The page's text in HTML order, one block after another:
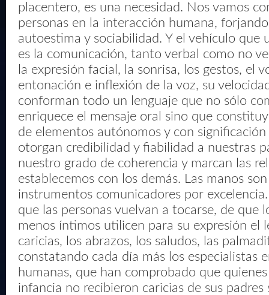
placentero, es una necesidad. Nos vamos
personas en la interacción humana,
autoestima y sociabilidad. Y el vehículo que
es la comunicación, tanto verbal como no
la expresión facial, la sonrisa, los gestos, el
entonación e inflexión de la voz, su
conforman todo un lenguaje que no sólo
enriquece el mensaje oral sino que
de elementos autónomos y con
otorgan credibilidad y fiabilidad a nuestras
nuestro grado de coherencia y marcan las
establecemos con los demás. Las manos
instrumentos comunicadores por
que las personas vuelvan a tocarse, de que
menos íntimos utilicen para su expresión el
caricias, los abrazos, los saludos, las
constatando cada día más los especialistas
humanas, que han comprobado que
infancia no recibieron caricias de sus padres